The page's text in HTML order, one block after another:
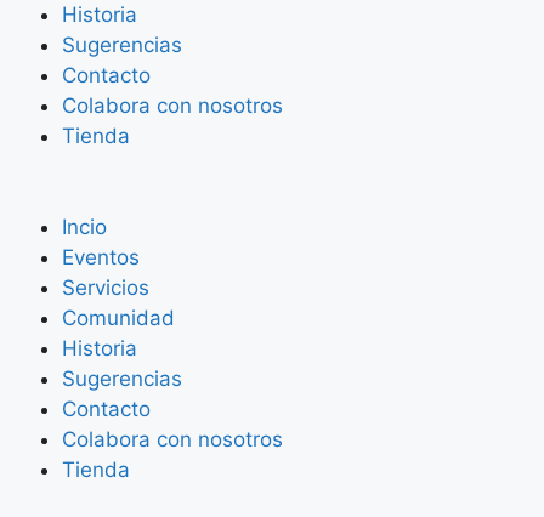
Historia
Sugerencias
Contacto
Colabora con nosotros
Tienda
Incio
Eventos
Servicios
Comunidad
Historia
Sugerencias
Contacto
Colabora con nosotros
Tienda